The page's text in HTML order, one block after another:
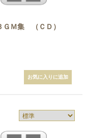
Ｍ集 （ＣＤ）